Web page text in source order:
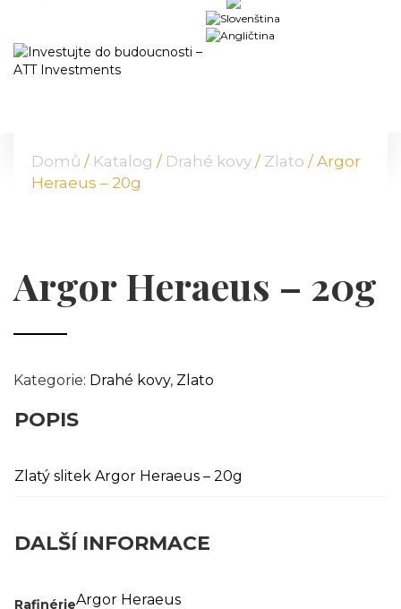
NABÍDKA
TVÁŘE ATT
MÉDIA
KONTAKT
Domů / Katalog / Drahé kovy / Zlato / Argor
Heraeus – 20g
Argor Heraeus – 20g
Kategorie: Drahé kovy, Zlato
POPIS
Zlatý slitek Argor Heraeus – 20g
DALŠÍ INFORMACE
RafinérieArgor Heraeus